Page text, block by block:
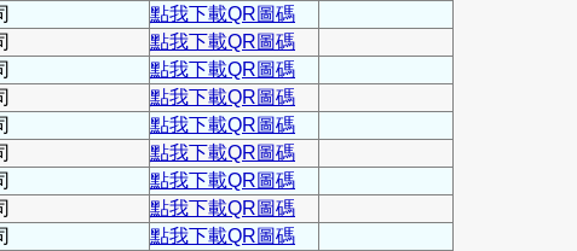
點我下載QR圖碼
點我下載QR圖碼
點我下載QR圖碼
點我下載QR圖碼
點我下載QR圖碼
點我下載QR圖碼
點我下載QR圖碼
點我下載QR圖碼
點我下載QR圖碼